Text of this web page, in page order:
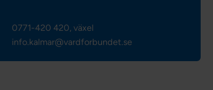
Röntgensjuksköterska
Biomedicinsk analytiker
0771-420 420, växel
info.kalmar@vardforbundet.se